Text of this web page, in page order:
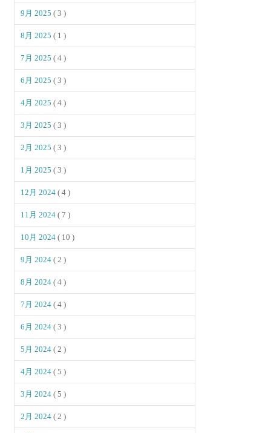
9月 2025( 3 )
8月 2025( 1 )
7月 2025( 4 )
6月 2025( 3 )
4月 2025( 4 )
3月 2025( 3 )
2月 2025( 3 )
1月 2025( 3 )
12月 2024( 4 )
11月 2024( 7 )
10月 2024( 10 )
9月 2024( 2 )
8月 2024( 4 )
7月 2024( 4 )
6月 2024( 3 )
5月 2024( 2 )
4月 2024( 5 )
3月 2024( 5 )
2月 2024( 2 )